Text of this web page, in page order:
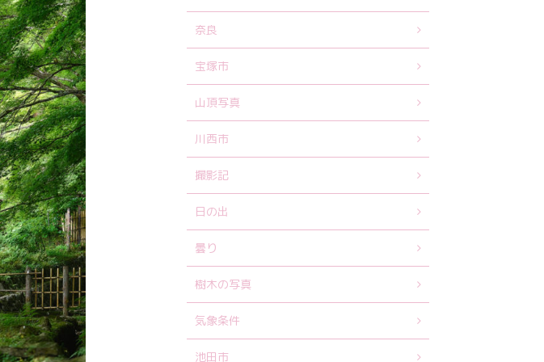
奈良
宝塚市
山頂写真
川西市
撮影記
日の出
曇り
樹木の写真
気象条件
池田市